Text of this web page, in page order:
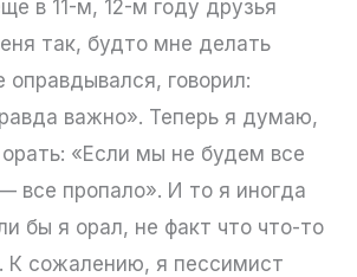
в 11-м, 12-м году друзья
так, будто мне делать
оправдывался, говорил:
важно». Теперь я думаю,
«Если мы не будем все
все пропало». И то я иногда
бы я орал, не факт что что-то
К сожалению, я пессимист